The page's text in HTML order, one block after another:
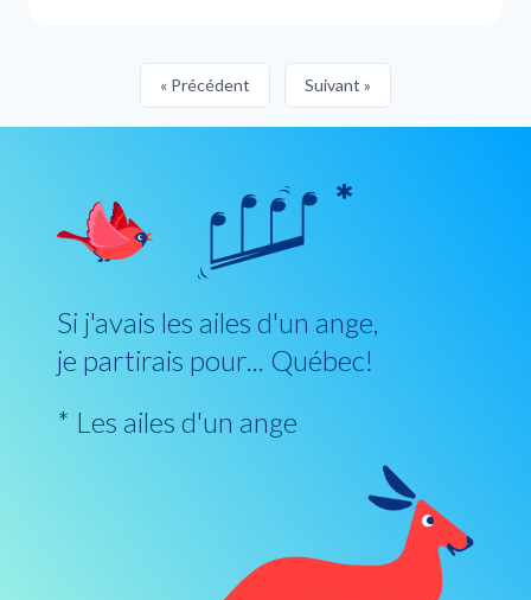
« Précédent Suivant »
Si j'avais les ailes d'un ange,
je partirais pour... Québec!
* Les ailes d'un ange